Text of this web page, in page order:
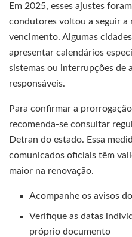
Em 2025, esses ajustes
condutores voltou a seguir a
vencimento. Algumas
apresentar calendários
sistemas ou interrupções de
responsáveis.
Para confirmar a
recomenda-se consultar
Detran do estado. Essa
comunicados oficiais têm
maior na renovação.
Acompanhe os avisos
Verifique as datas
próprio documento